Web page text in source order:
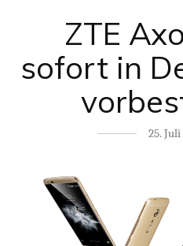
ZTE
sofort in
25. Juli